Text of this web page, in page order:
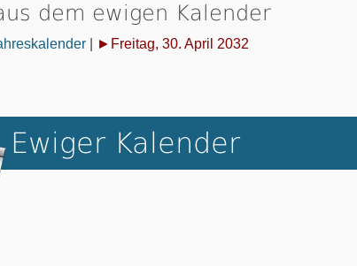
dem ewigen Kalender
►Freitag, 30. April 2032
Ewiger Kalender